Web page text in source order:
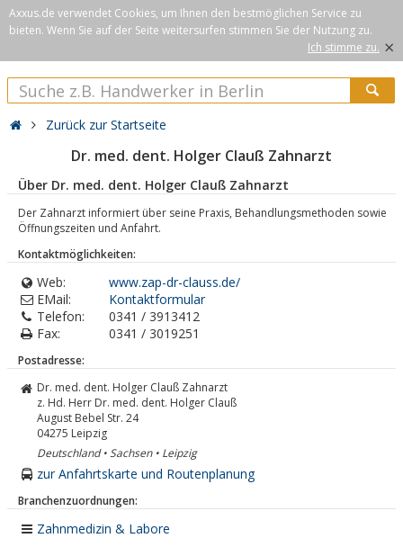
Axxus.de verwendet Cookies, um Ihnen den bestmöglichen Service zu
bieten. Wenn Sie auf der Seite weitersurfen stimmen Sie der Nutzung zu.
Ich stimme zu. ×
Zurück zur Startseite
Dr. med. dent. Holger Clauß Zahnarzt
Über Dr. med. dent. Holger Clauß Zahnarzt
Der Zahnarzt informiert über seine Praxis, Behandlungsmethoden sowie
Öffnungszeiten und Anfahrt.
Kontaktmöglichkeiten:
Web:
www.zap-dr-clauss.de/
EMail:
Kontaktformular
Telefon:
0341 / 3913412
Fax:
0341 / 3019251
Postadresse:
Dr. med. dent. Holger Clauß Zahnarzt
z. Hd. Herr Dr. med. dent. Holger Clauß
August Bebel Str. 24
04275 Leipzig
Deutschland • Sachsen • Leipzig
zur Anfahrtskarte und Routenplanung
Branchenzuordnungen:
Zahnmedizin & Labore